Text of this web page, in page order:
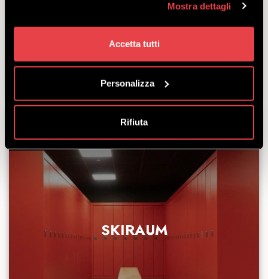
Mostra dettagli
Accetta tutti
Personalizza
Rifiuta
SKIRAUM